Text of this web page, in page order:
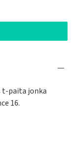
t-paita jonka
16.